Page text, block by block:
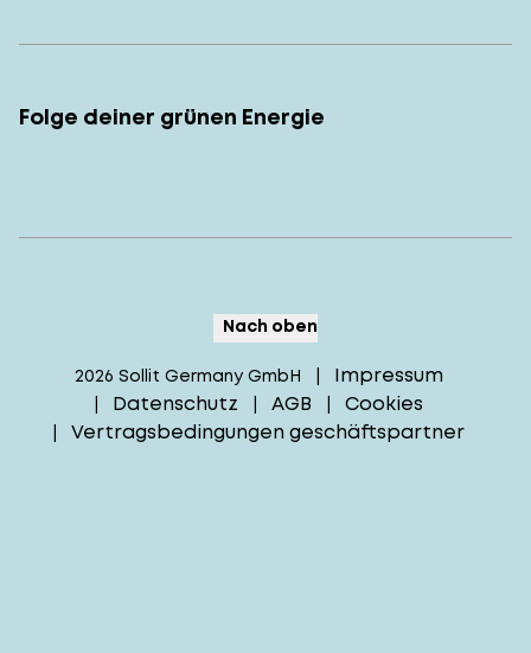
Folge deiner grünen Energie
Nach oben
2026 Sollit Germany GmbH | Impressum
| Datenschutz | AGB | Cookies
| Vertragsbedingungen geschäftspartner